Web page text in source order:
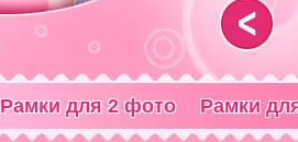
Рамки для 2 фото Рамки